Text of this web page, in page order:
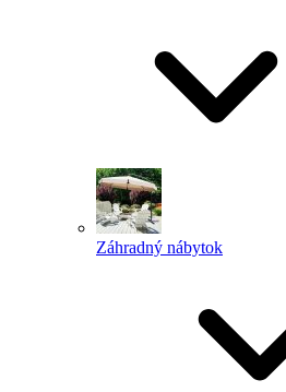
Záhradný nábytok